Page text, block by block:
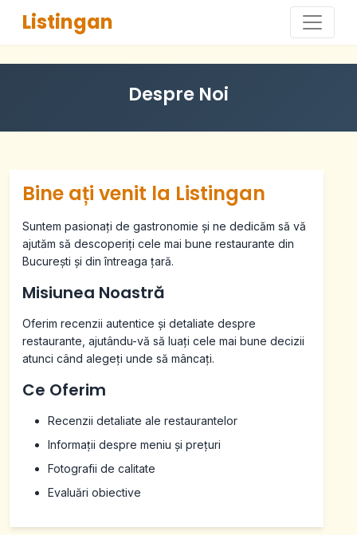
Listingan
Despre Noi
Bine ați venit la Listingan
Suntem pasionați de gastronomie și ne dedicăm să vă
ajutăm să descoperiți cele mai bune restaurante din
București și din întreaga țară.
Misiunea Noastră
Oferim recenzii autentice și detaliate despre
restaurante, ajutându-vă să luați cele mai bune decizii
atunci când alegeți unde să mâncați.
Ce Oferim
Recenzii detaliate ale restaurantelor
Informații despre meniu și prețuri
Fotografii de calitate
Evaluări obiective